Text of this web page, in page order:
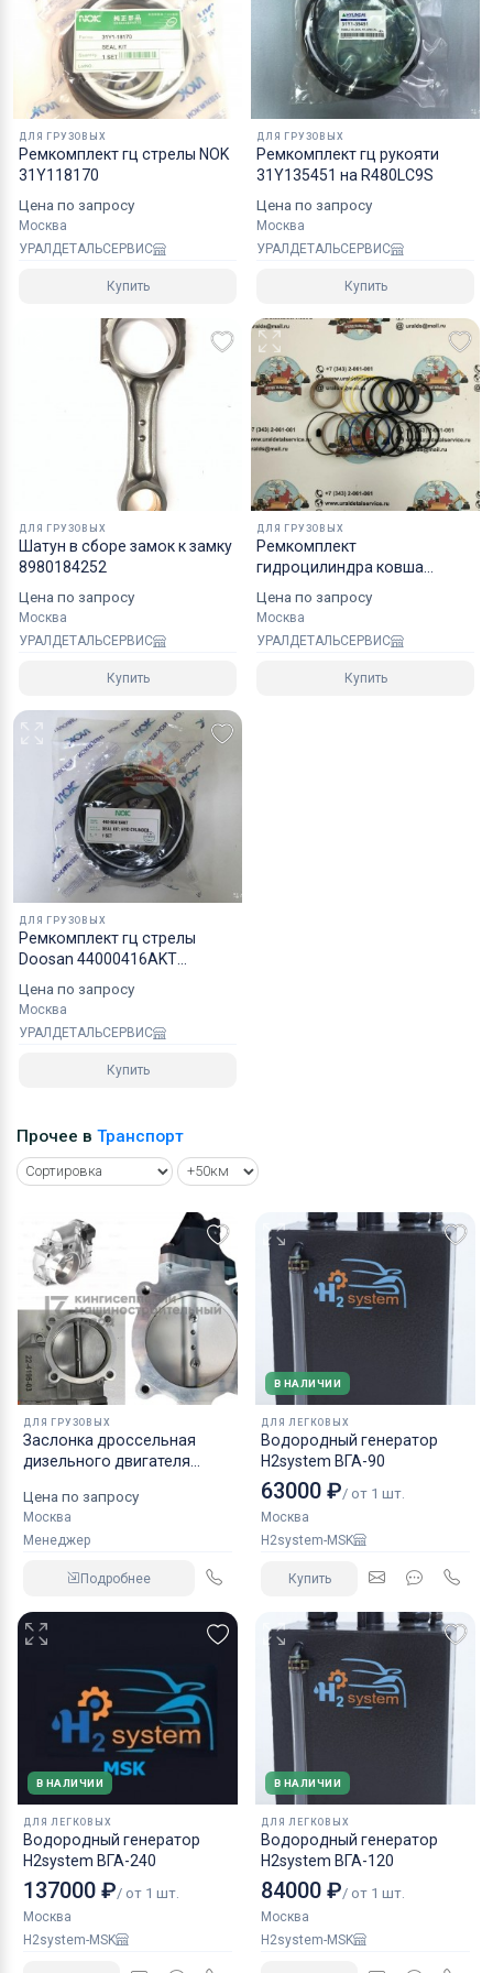
надежным уровнем защиты.
Специалисты компании готовы взять на себя все
мероприятия по оформлению документов и
перевозке вашего заказа в любой регион РФ, в
страны СНГ, Азии и ЕС.
ДЛЯ ГРУЗОВЫХ
Ремкомплект гц стрелы NOK
31Y118170
Цена по запросу
Москва
УРАЛДЕТАЛЬСЕРВИС
Купить
ДЛЯ ГРУЗОВЫХ
Ремкомплект гц рукояти
31Y135451 на R480LC9S
Цена по запросу
Москва
УРАЛДЕТАЛЬСЕРВИС
Купить
ДЛЯ ГРУЗОВЫХ
Шатун в сборе замок к замку
8980184252
Цена по запросу
Москва
УРАЛДЕТАЛЬСЕРВИС
Купить
ДЛЯ ГРУЗОВЫХ
Ремкомплект
гидроцилиндра ковша
Цена по запросу
Москва
УРАЛДЕТАЛЬСЕРВИС
Купить
ДЛЯ ГРУЗОВЫХ
Ремкомплект гц стрелы
Doosan 44000416AKT
Цена по запросу
Москва
УРАЛДЕТАЛЬСЕРВИС
Купить
Прочее в Транспорт
ДЛЯ ГРУЗОВЫХ
Заслонка дроссельная
дизельного двигателя
Цена по запросу
Москва
Менеджер
Подробнее
В НАЛИЧИИ
ДЛЯ ЛЕГКОВЫХ
Водородный генератор
H2system ВГА-90
63000 ₽/ от 1 шт.
Москва
H2system-MSK
Купить
В НАЛИЧИИ
ДЛЯ ЛЕГКОВЫХ
Водородный генератор
H2system ВГА-240
137000 ₽/ от 1 шт.
Москва
H2system-MSK
В НАЛИЧИИ
ДЛЯ ЛЕГКОВЫХ
Водородный генератор
H2system ВГА-120
84000 ₽/ от 1 шт.
Москва
H2system-MSK